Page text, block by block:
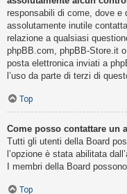
responsabili di come, dove e
assolutamente inutile
relazione a qualsiasi
phpBB.com, phpBB-Store.it
posta elettronica inviati a
l’uso da parte di terzi di
Top
Come posso contattare un
Tutti gli utenti della Board
l’opzione è stata abilitata
I membri della Board
Top